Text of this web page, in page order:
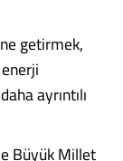
getirmek,
ayrıntılı
Büyük Millet